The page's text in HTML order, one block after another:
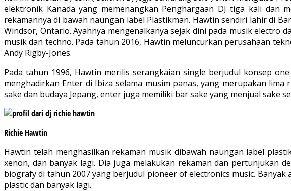
elektronik Kanada yang memenangkan Penghargaan DJ tiga kali dan
rekamannya di bawah naungan label Plastikman. Hawtin sendiri lahir di
Windsor, Ontario. Ayahnya mengenalkanya sejak dini pada musik electro
musik dan techno. Pada tahun 2016, Hawtin meluncurkan perusahaan
Andy Rigby-Jones.
Pada tahun 1996, Hawtin merilis serangkaian single berjudul konsep
menghadirkan Enter di Ibiza selama musim panas, yang merupakan
sake dan budaya Jepang, enter juga memiliki bar sake yang menjual sake
Richie Hawtin
Hawtin telah menghasilkan rekaman musik dibawah naungan label
xenon, dan banyak lagi. Dia juga melakukan rekaman dan pertunjukan
biografy di tahun 2007 yang berjudul pioneer of electronics music.
plastic dan banyak lagi.